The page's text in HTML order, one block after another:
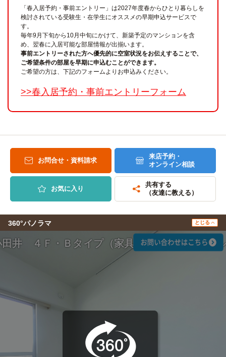
「春入居予約・事前エントリー」は2027年度春からひとり暮らしを
検討されている受験生・在学生にオススメの早期申込サービスで
す。
毎年9月下旬から10月中旬にかけて、新築予定のマンションを含
め、翌春に入居可能な部屋情報が出揃います。
事前エントリーされた方へ優先的に空室状況をお伝えすることで、
ご希望条件の部屋を早期に申込むことができます。
ご希望の方は、下記のフォームよりお申込みください。
>>春入居予約・事前エントリーフォーム
お問合せ・資料請求
来店予約・
オンライン相談
お気に入り
共有する
（友達に教える）
360°パノラマ とじる